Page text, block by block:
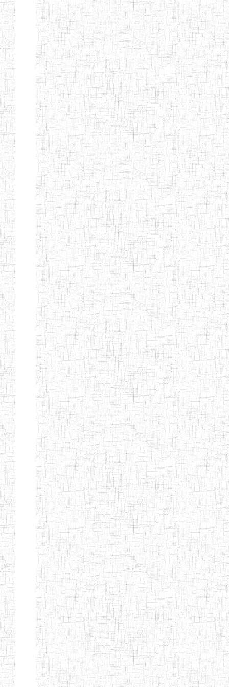
TTC TATUM
ST PIUS X
TECHNICAL
TEACHER
TRAINING
COLLEGE
TATUM
01/08/2000 ENIET
NIGHTINGALE
TEACHER
TRAINING
COLLEGE
20/08/2013 ENIEG
CHRIST THE
KING TEACHER
TRAINING
COLLEGE
04/08/2010 ENIEG
ITCIG SENTTI 14/02/2007 ENIEG
CAMEROON
INCLUSIVE
SPECIAL
EDUCATION
TEACHERS'
TRAINING AND
EMPOWERMENT
PROGRAMME
(CISETTEP)
27/08/2015 ENIEG
ALBERT
TEACHERS'
TRAINING
INSTITUTE
CAMEROUN
(A.T.T.I.C)
27/08/2015 ENIEG
NACHO
TECHNICAL
TEACHER
TRAINING
INSTITUTE
12/08/2010 ENIET
SAINT
28/12/2007 ENIEG